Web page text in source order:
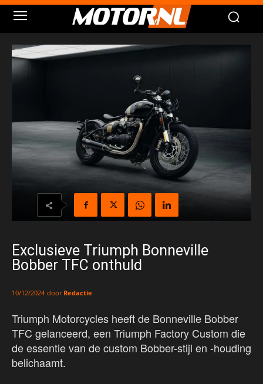
Exclusieve Triumph Bonneville
Bobber TFC onthuld
10/12/2024 door Redactie
Triumph Motorcycles heeft de Bonneville Bobber
TFC gelanceerd, een Triumph Factory Custom die
de essentie van de custom Bobber-stijl en -houding
belichaamt.